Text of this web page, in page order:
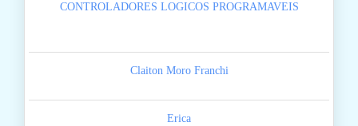
CONTROLADORES LOGICOS PROGRAMAVEIS
Claiton Moro Franchi
Erica